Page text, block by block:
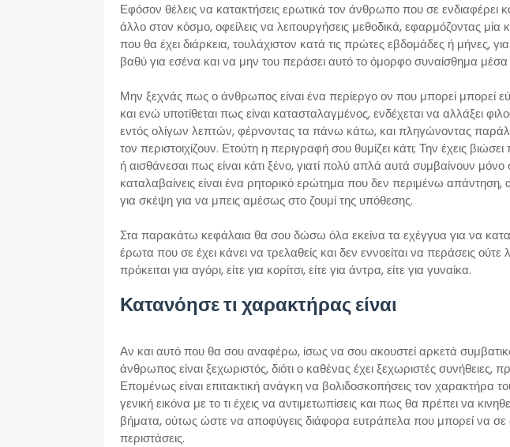
Εφόσον θέλεις να κατακτήσεις ερωτικά τον άνθρωπο που σε ενδιαφέρει
άλλο στον κόσμο, οφείλεις να λειτουργήσεις μεθοδικά, εφαρμόζοντας μία
που θα έχει διάρκεια, τουλάχιστον κατά τις πρώτες εβδομάδες ή μήνες,
βαθύ για εσένα και να μην του περάσει αυτό το όμορφο συναίσθημα μέσα
Μην ξεχνάς πως ο άνθρωπος είναι ένα περίεργο ον που μπορεί μπορεί
και ενώ υποτίθεται πως είναι κατασταλαγμένος, ενδέχεται να αλλάξει
εντός ολίγων λεπτών, φέρνοντας τα πάνω κάτω, και πληγώνοντας
τον περιστοιχίζουν. Ετούτη η περιγραφή σου θυμίζει κάτι; Την έχεις
ή αισθάνεσαι πως είναι κάτι ξένο, γιατί πολύ απλά αυτά συμβαίνουν
καταλαβαίνεις είναι ένα ρητορικό ερώτημα που δεν περιμένω
για σκέψη για να μπεις αμέσως στο ζουμί της υπόθεσης.
Στα παρακάτω κεφάλαια θα σου δώσω όλα εκείνα τα εχέγγυα για να
έρωτα που σε έχει κάνει να τρελαθείς και δεν εννοείται να περάσεις ούτε
πρόκειται για αγόρι, είτε για κορίτσι, είτε για άντρα, είτε για γυναίκα.
Κατανόησε τι χαρακτήρας είναι
Αν και αυτό που θα σου αναφέρω, ίσως να σου ακουστεί αρκετά
άνθρωπος είναι ξεχωριστός, διότι ο καθένας έχει ξεχωριστές συνήθειες,
Επομένως είναι επιτακτική ανάγκη να βολιδοσκοπήσεις τον χαρακτήρα
γενική εικόνα με το τι έχεις να αντιμετωπίσεις και πως θα πρέπει να
βήματα, ούτως ώστε να αποφύγεις διάφορα ευτράπελα που μπορεί να σε
περιστάσεις.